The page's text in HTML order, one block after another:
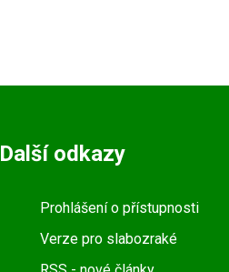
Další odkazy
Prohlášení o přístupnosti
Verze pro slabozraké